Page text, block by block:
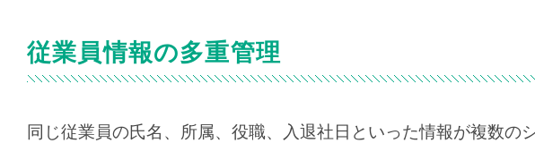
従業員情報の多重管理
同じ従業員の氏名、所属、役職、入退社日といった情報が複数の